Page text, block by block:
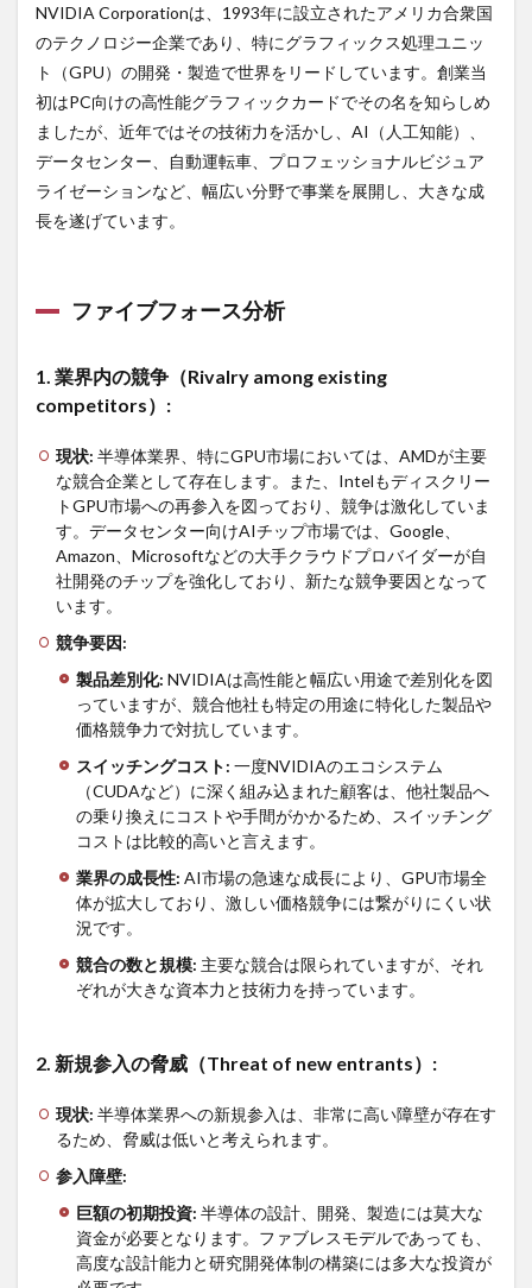
キサ
ス・パ
シフィ
ック・
ラン
ァイブ
フォー
ス分析
（Ticker
: TPL）
ネス
3.2
イブ
ース
分析
3.2.1
1. 業
界内の競争
（Rivalry
among existing
competitors）:
3.2.2
の脅威
（Threat of
new
3.2.3
3. 代替品の
脅威
substitute
products
or
services）:
3.2.4
4. 買い手の
power of
3.2.5
5. 売り手の
交渉力
power of
suppliers）:
3.3
NVIDIA Corporationは、1993年に設立されたアメリカ合衆国
のテクノロジー企業であり、特にグラフィックス処理ユニッ
ト（GPU）の開発・製造で世界をリードしています。創業当
初はPC向けの高性能グラフィックカードでその名を知らしめ
ましたが、近年ではその技術力を活かし、AI（人工知能）、
データセンター、自動運転車、プロフェッショナルビジュア
ライゼーションなど、幅広い分野で事業を展開し、大きな成
長を遂げています。
ファイブフォース分析
1. 業界内の競争（Rivalry among existing
competitors） :
現状: 半導体業界、特にGPU市場においては、AMDが主要
な競合企業として存在します。また、Intelもディスクリー
トGPU市場への再参入を図っており、競争は激化していま
す。データセンター向けAIチップ市場では、Google、
Amazon、Microsoftなどの大手クラウドプロバイダーが自
社開発のチップを強化しており、新たな競争要因となって
います。
競争要因:
製品差別化: NVIDIAは高性能と幅広い用途で差別化を図
っていますが、競合他社も特定の用途に特化した製品や
価格競争力で対抗しています。
スイッチングコスト: 一度NVIDIAのエコシステム
（CUDAなど）に深く組み込まれた顧客は、他社製品へ
の乗り換えにコストや手間がかかるため、スイッチング
コストは比較的高いと言えます。
業界の成長性: AI市場の急速な成長により、GPU市場全
体が拡大しており、激しい価格競争には繋がりにくい状
況です。
競合の数と規模: 主要な競合は限られていますが、それ
ぞれが大きな資本力と技術力を持っています。
2. 新規参入の脅威（Threat of new entrants） :
現状: 半導体業界への新規参入は、非常に高い障壁が存在す
るため、脅威は低いと考えられます。
参入障壁:
巨額の初期投資: 半導体の設計、開発、製造には莫大な
資金が必要となります。ファブレスモデルであっても、
高度な設計能力と研究開発体制の構築には多大な投資が